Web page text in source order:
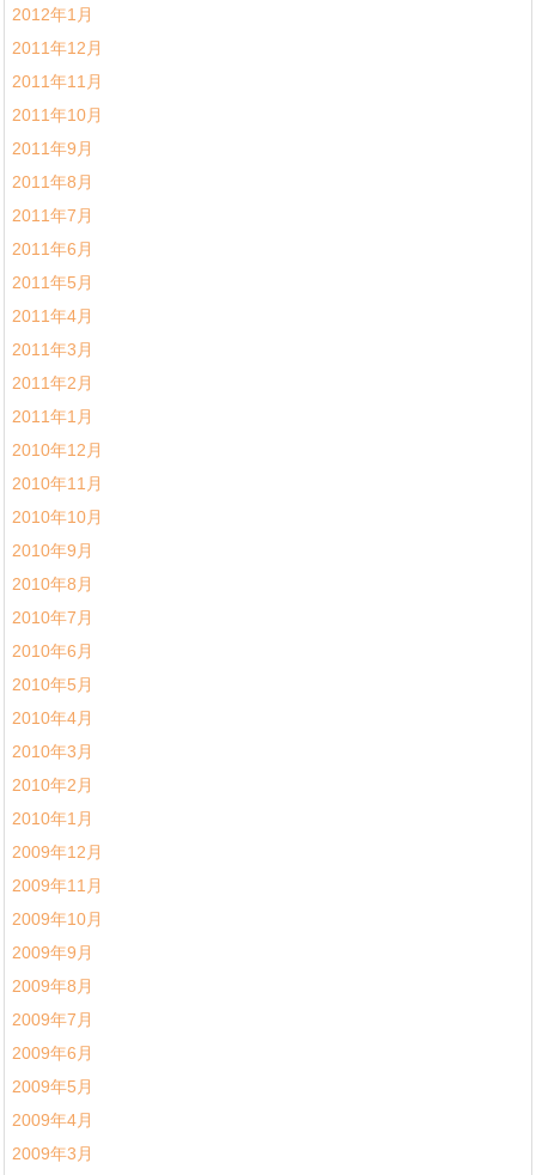
2012年1月
2011年12月
2011年11月
2011年10月
2011年9月
2011年8月
2011年7月
2011年6月
2011年5月
2011年4月
2011年3月
2011年2月
2011年1月
2010年12月
2010年11月
2010年10月
2010年9月
2010年8月
2010年7月
2010年6月
2010年5月
2010年4月
2010年3月
2010年2月
2010年1月
2009年12月
2009年11月
2009年10月
2009年9月
2009年8月
2009年7月
2009年6月
2009年5月
2009年4月
2009年3月